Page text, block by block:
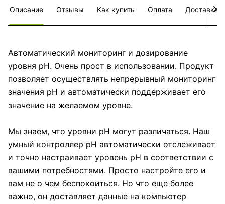
Описание Отзывы Как купить Оплата Доставка
Автоматический мониторинг и дозирование
уровня pH. Очень прост в использовании. Продукт
позволяет осуществлять непрерывный мониторинг
значения pH и автоматически поддерживает его
значение на желаемом уровне.
Мы знаем, что уровни pH могут различаться. Наш
умный контроллер pH автоматически отслеживает
и точно настраивает уровень pH в соответствии с
вашими потребностями. Просто настройте его и
вам не о чем беспокоиться. Но что еще более
важно, он доставляет данные на компьютер